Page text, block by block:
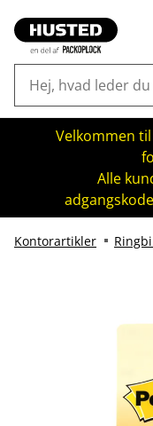
Velkommen
Alle
Kontorartikler